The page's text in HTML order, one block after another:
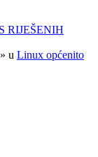
RIJEŠENIH
» u Linux općenito